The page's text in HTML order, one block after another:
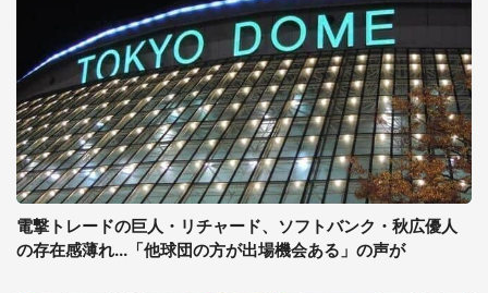
電撃トレードの巨人・リチャード、ソフトバンク・秋広優人
の存在感薄れ...「他球団の方が出場機会ある」の声が